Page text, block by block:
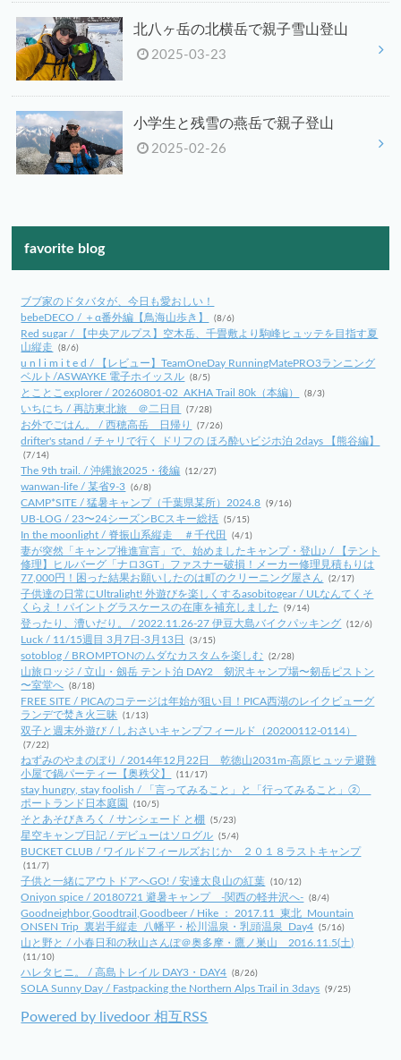
北八ヶ岳の北横岳で親子雪山登山
2025-03-23
小学生と残雪の燕岳で親子登山
2025-02-26
favorite blog
ブブ家のドタバタが、今日も愛おしい！
bebeDECO / ＋α番外編【鳥海山歩き】
(8/6)
Red sugar / 【中央アルプス】空木岳、千畳敷より駒峰ヒュッテを目指す夏
山縦走
(8/6)
u n l i m i t e d / 【レビュー】TeamOneDay RunningMatePRO3ランニング
ベルト/ASWAYKE 電子ホイッスル (8/5)
とことこexplorer / 20260801-02_AKHA Trail 80k（本編） (8/3)
いちにち / 再訪東北旅 ＠二日目 (7/28)
お外でごはん。 / 西穂高岳 日帰り (7/26)
drifter's stand / チャリで行く ドリフの ほろ酔いビジホ泊 2days 【熊谷編】
(7/14)
The 9th trail. / 沖縄旅2025・後編 (12/27)
wanwan-life / 某省9-3 (6/8)
CAMP*SITE / 猛暑キャンプ（千葉県某所）2024.8 (9/16)
UB-LOG / 23〜24シーズンBCスキー総括 (5/15)
In the moonlight / 脊振山系縦走 ＃千代田 (4/1)
妻が突然「キャンプ推進宣言」で、始めましたキャンプ・登山♪ / 【テント
修理】ヒルバーグ「ナロ3GT」ファスナー破損！メーカー修理見積もりは
77,000円！困った結果お願いしたのは町のクリーニング屋さん
(2/17)
子供達の日常にUltralight! 外遊びを楽しくするasobitogear / ULなんてくそ
くらえ！パイントグラスケースの在庫を補充しました
(9/14)
登ったり、漕いだり。 / 2022.11.26-27 伊豆大島バイクパッキング (12/6)
Luck / 11/15週目 3月7日-3月13日 (3/15)
sotoblog / BROMPTONのムダなカスタムを楽しむ (2/28)
山旅ロッジ / 立山・劔岳 テント泊 DAY2 剱沢キャンプ場〜剱岳ピストン
〜室堂へ (8/18)
FREE SITE / PICAのコテージは年始が狙い目！PICA西湖のレイクビューグ
ランデで焚き火三昧
(1/13)
双子と週末外遊び / しおさいキャンプフィールド（20200112-0114）
(7/22)
ねずみのやまのぼり / 2014年12月22日 乾徳山2031m-高原ヒュッテ避難
小屋で鍋パーティー【奥秩父】
(11/17)
stay hungry, stay foolish / 「言ってみること」と「行ってみること」②
ポートランド日本庭園
(10/5)
そとあそびきろく / サンシェード と棚 (5/23)
星空キャンプ日記 / デビューはソログル (5/4)
BUCKET CLUB / ワイルドフィールズおじか ２０１８ラストキャンプ
(11/7)
子供と一緒にアウトドアへGO! / 安達太良山の紅葉 (10/12)
Oniyon spice / 20180721 避暑キャンプ -関西の軽井沢へ- (8/4)
Goodneighbor,Goodtrail,Goodbeer / Hike ： 2017.11_東北_Mountain
ONSEN Trip_裏岩手縦走_八幡平・松川温泉・乳頭温泉_Day4 (5/16)
山と野と / 小春日和の秋山さんぽ＠奥多摩・鷹ノ巣山 2016.11.5(土)
(11/10)
ハレタヒニ。 / 高島トレイル DAY3・DAY4 (8/26)
SOLA Sunny Day / Fastpacking the Northern Alps Trail in 3days (9/25)
Powered by livedoor 相互RSS